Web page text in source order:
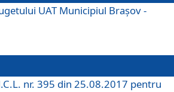
UAT Municipiul Braşov -
nr. 395 din 25.08.2017 pentru